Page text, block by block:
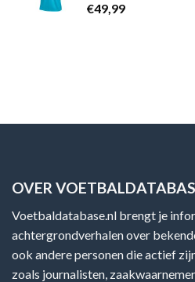
€49,99
OVER
Voetbaldatabase.nl brengt je
achtergrondverhalen over
ook andere personen die actief
zoals journalisten,